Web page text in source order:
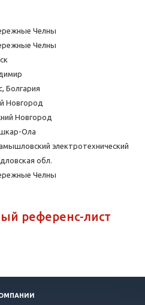
Челны
Челны
Болгария
Новгород
Новгород
Ола
электротехнический
обл.
Челны
референс-лист